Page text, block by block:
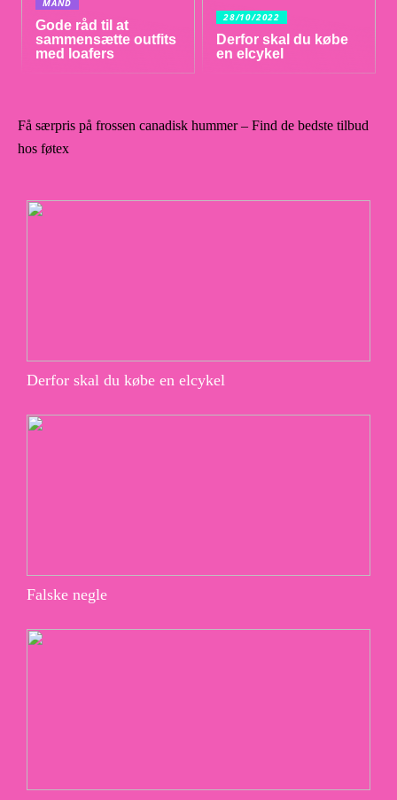
MAND
Gode råd til at
sammensætte outfits
med loafers
28/10/2022
Derfor skal du købe
en elcykel
Få særpris på frossen canadisk hummer – Find de bedste tilbud
hos føtex
Derfor skal du købe en elcykel
Falske negle